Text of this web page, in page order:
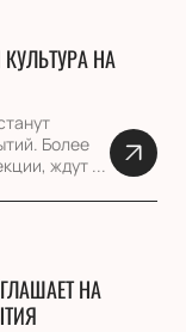
НА
Более
ждут ...
НА